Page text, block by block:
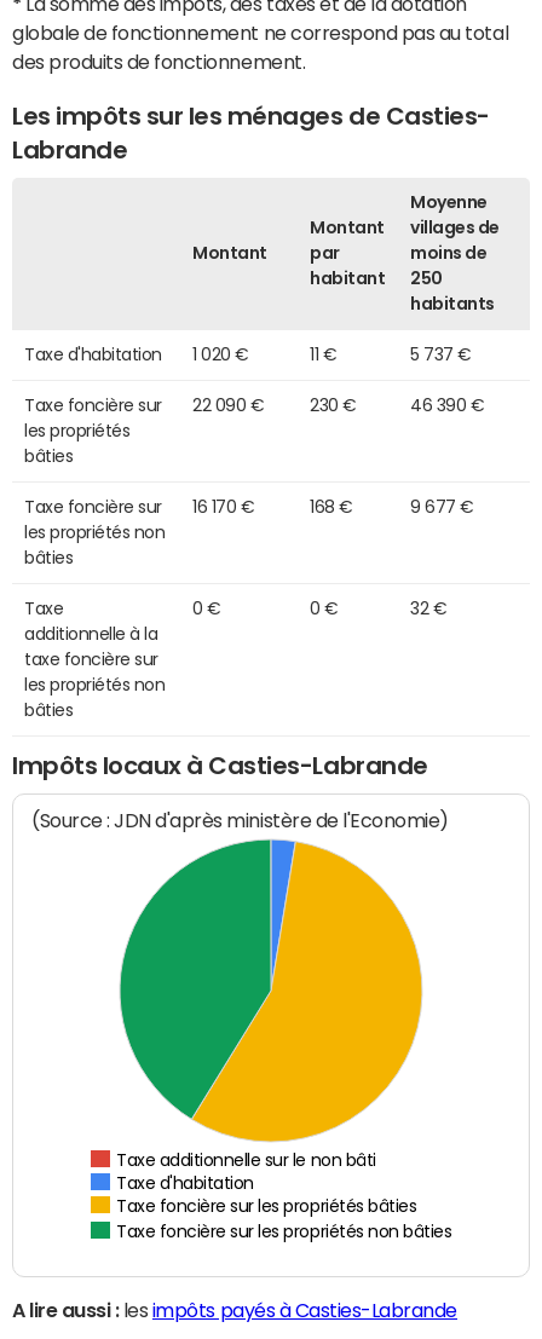
globale de fonctionnement ne correspond pas au total
des produits de fonctionnement.
Les impôts sur les ménages de Casties-
Labrande
Montant
Montant
par
habitant
Moyenne
villages de
moins de
250
habitants
Taxe d'habitation 1 020 € 11 € 5 737 €
Taxe foncière sur
les propriétés
bâties
22 090 € 230 € 46 390 €
Taxe foncière sur
les propriétés non
bâties
16 170 € 168 € 9 677 €
Taxe
additionnelle à la
taxe foncière sur
les propriétés non
bâties
0 € 0 € 32 €
Impôts locaux à Casties-Labrande
(Source : JDN d'après ministère de l'Economie)
Taxe additionnelle sur le non bâti
Taxe d'habitation
Taxe foncière sur les propriétés bâties
Taxe foncière sur les propriétés non bâties
A lire aussi :les impôts payés à Casties-Labrande